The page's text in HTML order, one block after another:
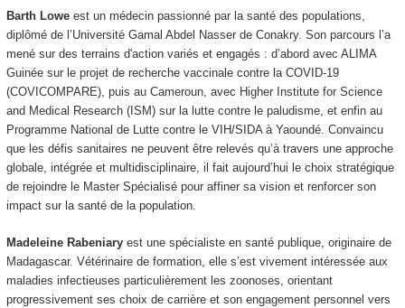
Barth Lowe est un médecin passionné par la santé des populations,
diplômé de l’Université Gamal Abdel Nasser de Conakry. Son parcours l’a
mené sur des terrains d'action variés et engagés : d’abord avec ALIMA
Guinée sur le projet de recherche vaccinale contre la COVID-19
(COVICOMPARE), puis au Cameroun, avec Higher Institute for Science
and Medical Research (ISM) sur la lutte contre le paludisme, et enfin au
Programme National de Lutte contre le VIH/SIDA à Yaoundé. Convaincu
que les défis sanitaires ne peuvent être relevés qu’à travers une approche
globale, intégrée et multidisciplinaire, il fait aujourd’hui le choix stratégique
de rejoindre le Master Spécialisé pour affiner sa vision et renforcer son
impact sur la santé de la population.
Madeleine Rabeniaryest une spécialiste en santé publique, originaire de
Madagascar. Vétérinaire de formation, elle s’est vivement intéressée aux
maladies infectieuses particulièrement les zoonoses, orientant
progressivement ses choix de carrière et son engagement personnel vers